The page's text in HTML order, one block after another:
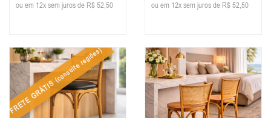
ou em 12x sem juros de R$ 52,50 ou em 12x sem juros de R$ 52,50
FRETE GRÁTIS
(consulte regiões)